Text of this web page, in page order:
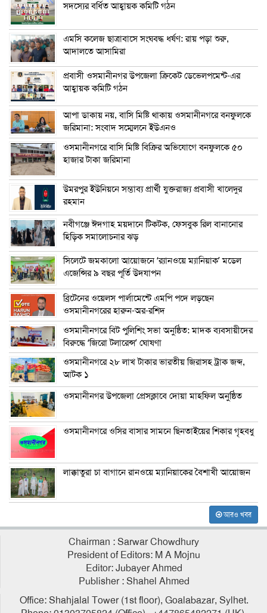
সদস্যের বর্ধিত আহ্বায়ক কমিটি গঠন
এম‌সি কলেজ ছাত্রাবাসে সংঘবদ্ধ ধর্ষণ: রায় পড়া শুরু,
আদালতে আসামিরা
প্রবাসী ওসমানীনগর উপজেলা ক্রিকেট ডেভেলপমেন্ট-এর
আহ্বায়ক কমিটি গঠন
আপা ডাকায় নয়, বাসি মিষ্টি থাকায় ওসমানীনগরে বনফুলকে
জরিমানা: সংবাদ সম্মেলনে ইউএনও
ওসমানীনগরে বাসি মিষ্টি বিক্রির অভিযোগে বনফুলকে ৫০
হাজার টাকা জরিমানা
উমরপুর ইউনিয়নে সম্ভাব্য প্রার্থী যুক্তরাজ্য প্রবাসী খালেদুর
রহমান
নবীগঞ্জে ঈদগাহ ময়দানে টিকটক, ফেসবুক রিল বানানোর
হিড়িক সমালোচনার ঝড়
সিলেটে জমকালো আয়োজনে ‘র‍্যানওয়ে ম্যানিয়াক’ মডেল
এজেন্সির ৯ বছর পূর্তি উদযাপন
ব্রিটেনের ওয়েলস পার্লামেন্টে এমপি পদে লড়ছেন
ওসমানীনগরের হারুন-অর-রশিদ
ওসমানীনগরে বিট পুলিশিং সভা অনুষ্ঠিত: মাদক ব্যবসায়ীদের
বিরুদ্ধে ‘জিরো টলারেন্স’ ঘোষণা
ওসমানীনগরে ২৮ লাখ টাকার ভারতীয় জিরাসহ ট্রাক জব্দ,
আটক ১
ওসমানীনগর উপজেলা প্রেসক্লাবে দোয়া মাহফিল অনুষ্ঠিত
ওসমানীনগরে ওসির বাসার সামনে ছিনতাইয়ের শিকার গৃহবধু
লাক্কাতুরা চা বাগানে রানওয়ে ম্যানিয়াকের বৈশাখী আয়োজন
আরও খবর
Chairman : Sarwar Chowdhury
President of Editors: M A Mojnu
Editor: Jubayer Ahmed
Publisher : Shahel Ahmed
Office: Shahjalal Tower (1st floor), Goalabazar, Sylhet.